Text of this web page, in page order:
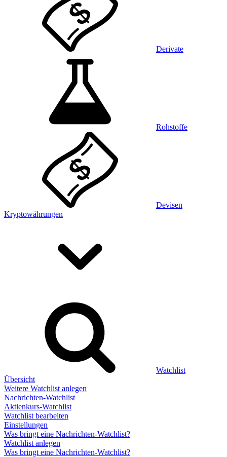
Derivate
Rohstoffe
Devisen
Kryptowährungen
Watchlist
Übersicht
Weitere Watchlist anlegen
Nachrichten-Watchlist
Aktienkurs-Watchlist
Watchlist bearbeiten
Einstellungen
Was bringt eine Nachrichten-Watchlist?
Watchlist anlegen
Was bringt eine Nachrichten-Watchlist?